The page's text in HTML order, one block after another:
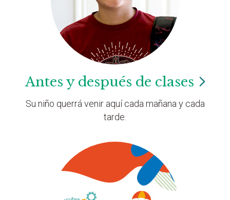
Antes y después de clases
Su niño querrá venir aquí cada mañana y cada
tarde.